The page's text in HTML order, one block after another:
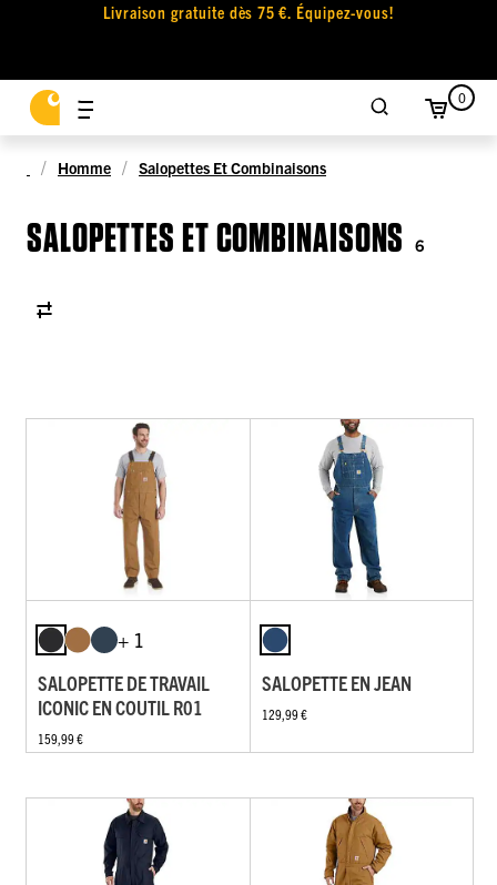
Livraison gratuite dès 75 €. Équipez-vous!
0
Homme Salopettes Et Combinaisons
SALOPETTES ET COMBINAISONS 6
+ 1
SALOPETTE DE TRAVAIL
ICONIC EN COUTIL R01
159,99 €
SALOPETTE EN JEAN
129,99 €